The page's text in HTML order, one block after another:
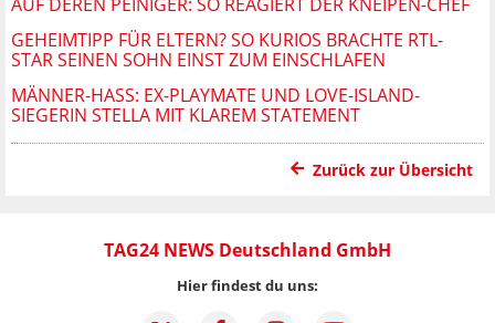
GEHEIMTIPP FÜR ELTERN? SO KURIOS BRACHTE RTL-
STAR SEINEN SOHN EINST ZUM EINSCHLAFEN
MÄNNER-HASS: EX-PLAYMATE UND LOVE-ISLAND-
SIEGERIN STELLA MIT KLAREM STATEMENT
Zurück zur Übersicht
TAG24 NEWS Deutschland GmbH
Hier findest du uns: